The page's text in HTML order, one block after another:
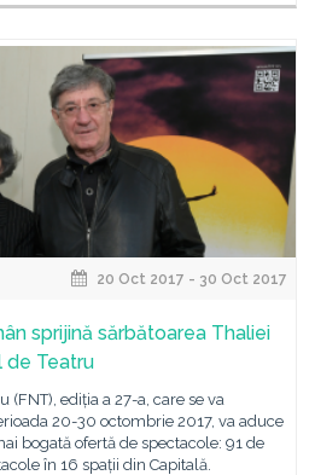
20 Oct 2017 - 30 Oct 2017
sprijină sărbătoarea Thaliei
de Teatru
(FNT), ediția a 27-a, care se va
20-30 octombrie 2017, va aduce
bogată ofertă de spectacole: 91 de
în 16 spații din Capitală.